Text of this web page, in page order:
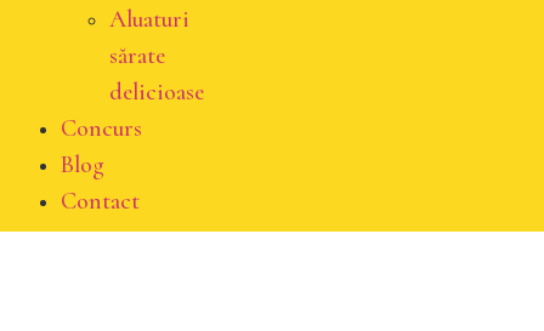
Aluaturi
sărate
delicioase
Concurs
Blog
Contact